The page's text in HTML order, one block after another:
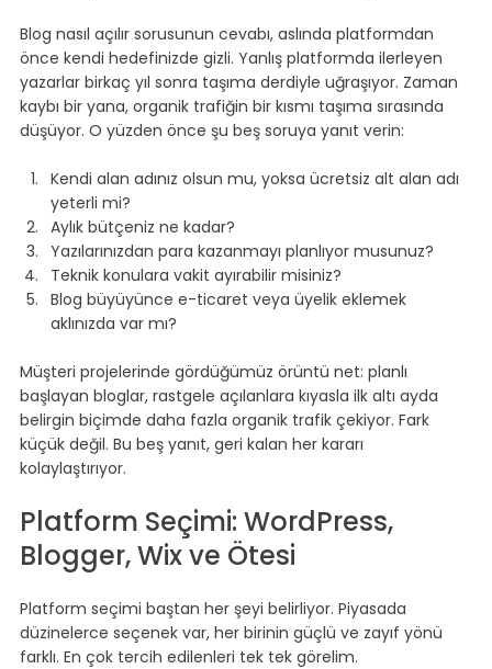
Blog nasıl açılır sorusunun cevabı, aslında platformdan
önce kendi hedefinizde gizli. Yanlış platformda ilerleyen
yazarlar birkaç yıl sonra taşıma derdiyle uğraşıyor. Zaman
kaybı bir yana, organik trafiğin bir kısmı taşıma sırasında
düşüyor. O yüzden önce şu beş soruya yanıt verin:
Kendi alan adınız olsun mu, yoksa ücretsiz alt alan adı
yeterli mi?
Aylık bütçeniz ne kadar?
Yazılarınızdan para kazanmayı planlıyor musunuz?
Teknik konulara vakit ayırabilir misiniz?
Blog büyüyünce e-ticaret veya üyelik eklemek
aklınızda var mı?
Müşteri projelerinde gördüğümüz örüntü net: planlı
başlayan bloglar, rastgele açılanlara kıyasla ilk altı ayda
belirgin biçimde daha fazla organik trafik çekiyor. Fark
küçük değil. Bu beş yanıt, geri kalan her kararı
kolaylaştırıyor.
Platform Seçimi: WordPress,
Blogger, Wix ve Ötesi
Platform seçimi baştan her şeyi belirliyor. Piyasada
düzinelerce seçenek var, her birinin güçlü ve zayıf yönü
farklı. En çok tercih edilenleri tek tek görelim.